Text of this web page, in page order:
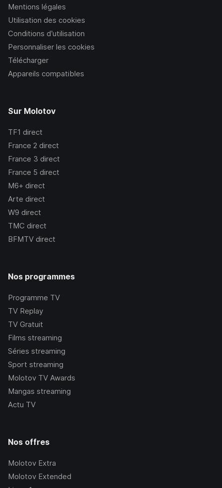
Mentions légales
Utilisation des cookies
Conditions d’utilisation
Personnaliser les cookies
Télécharger
Appareils compatibles
Sur Molotov
TF1 direct
France 2 direct
France 3 direct
France 5 direct
M6+ direct
Arte direct
W9 direct
TMC direct
BFMTV direct
Nos programmes
Programme TV
TV Replay
TV Gratuit
Films streaming
Séries streaming
Sport streaming
Molotov TV Awards
Mangas streaming
Actu TV
Nos offres
Molotov Extra
Molotov Extended